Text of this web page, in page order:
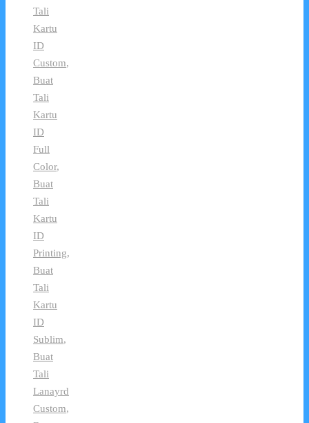
Tali
Kartu
ID
Custom,
Buat
Tali
Kartu
ID
Full
Color,
Buat
Tali
Kartu
ID
Printing,
Buat
Tali
Kartu
ID
Sublim,
Buat
Tali
Lanayrd
Custom,